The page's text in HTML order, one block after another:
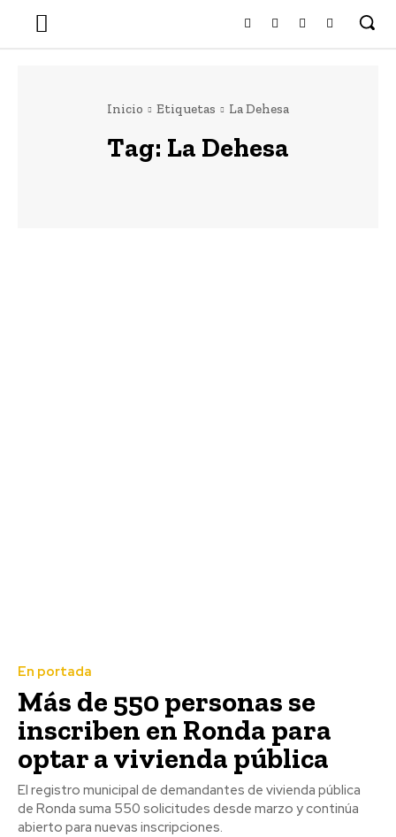
Inicio Etiquetas La Dehesa
Tag: La Dehesa
En portada
Más de 550 personas se
inscriben en Ronda para
optar a vivienda pública
El registro municipal de demandantes de vivienda pública
de Ronda suma 550 solicitudes desde marzo y continúa
abierto para nuevas inscripciones.